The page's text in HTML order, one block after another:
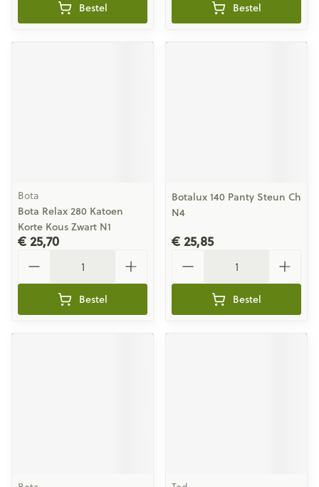
Bestel Bestel
Bota
Bota Relax 280 Katoen
Korte Kous Zwart N1
€ 25,70
Bestel
Botalux 140 Panty Steun Ch
N4
€ 25,85
Bestel